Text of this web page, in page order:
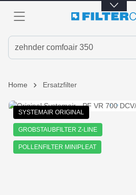
springen
Home Ersatzfilter
SYSTEMAIR ORIGINAL
GROBSTAUBFILTER Z-LINE
POLLENFILTER MINIPLEAT
Bildergalerie überspringen